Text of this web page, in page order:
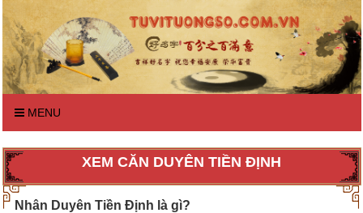
MENU
XEM CĂN DUYÊN TIỀN ĐỊNH
Nhân Duyên Tiền Định là gì?